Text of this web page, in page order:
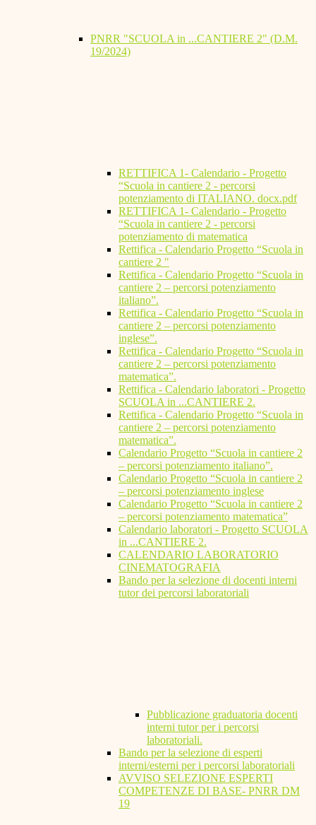
PNRR "SCUOLA in ...CANTIERE 2" (D.M.
19/2024)
RETTIFICA 1- Calendario - Progetto
“Scuola in cantiere 2 - percorsi
potenziamento di ITALIANO. docx.pdf
RETTIFICA 1- Calendario - Progetto
“Scuola in cantiere 2 - percorsi
potenziamento di matematica
Rettifica - Calendario Progetto “Scuola in
cantiere 2 "
Rettifica - Calendario Progetto “Scuola in
cantiere 2 – percorsi potenziamento
italiano”.
Rettifica - Calendario Progetto “Scuola in
cantiere 2 – percorsi potenziamento
inglese”.
Rettifica - Calendario Progetto “Scuola in
cantiere 2 – percorsi potenziamento
matematica”.
Rettifica - Calendario laboratori - Progetto
SCUOLA in ...CANTIERE 2.
Rettifica - Calendario Progetto “Scuola in
cantiere 2 – percorsi potenziamento
matematica”.
Calendario Progetto “Scuola in cantiere 2
– percorsi potenziamento italiano”.
Calendario Progetto “Scuola in cantiere 2
– percorsi potenziamento inglese
Calendario Progetto “Scuola in cantiere 2
– percorsi potenziamento matematica”
Calendario laboratori - Progetto SCUOLA
in ...CANTIERE 2.
CALENDARIO LABORATORIO
CINEMATOGRAFIA
Bando per la selezione di docenti interni
tutor dei percorsi laboratoriali
Pubblicazione graduatoria docenti
interni tutor per i percorsi
laboratoriali.
Bando per la selezione di esperti
interni/esterni per i percorsi laboratoriali
AVVISO SELEZIONE ESPERTI
COMPETENZE DI BASE- PNRR DM
19